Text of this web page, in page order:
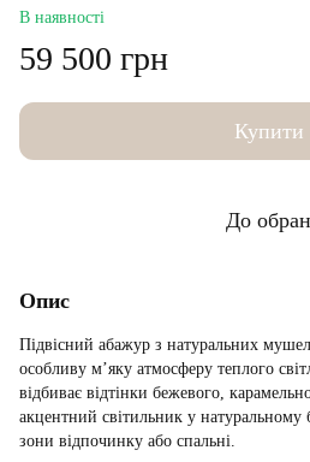
В наявності
59 500 грн
Купити
До
Опис
Підвісний абажур з натуральних
особливу м’яку атмосферу теплого
відбиває відтінки бежевого,
акцентний світильник у натуральному
зони відпочинку або спальні.